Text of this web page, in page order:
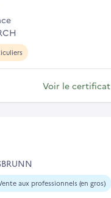
Voir le certificat
aux professionnels (en gros)